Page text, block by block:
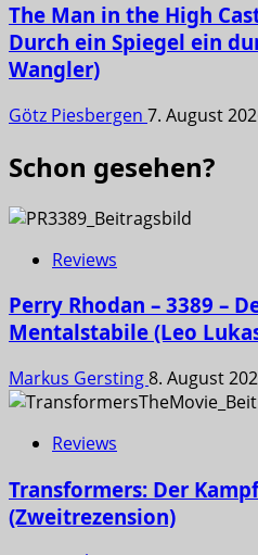
The Man in the High
Durch ein Spiegel ein
Wangler)
Götz Piesbergen 7. August
Schon gesehen?
Reviews
Perry Rhodan – 3389 –
Mentalstabile (Leo
Markus Gersting8. August
Reviews
Transformers: Der
(Zweitrezension)